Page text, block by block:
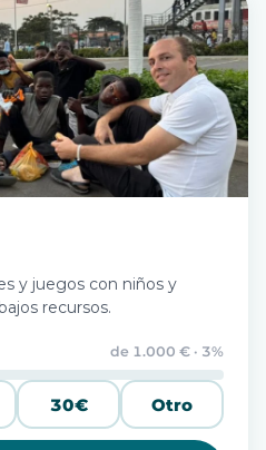
y juegos con niños y
recursos.
de 1.000 € · 3%
30€ Otro